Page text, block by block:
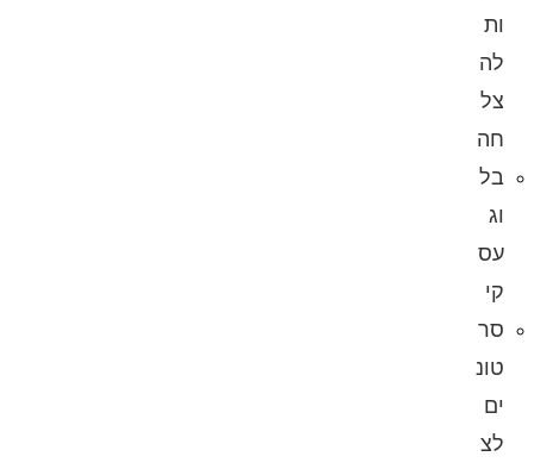
ות
לה
צל
חה
בל
וג
עס
קי
סר
טונ
ים
לצ